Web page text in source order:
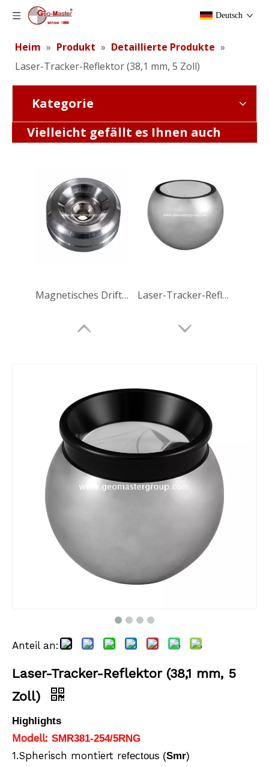
Deutsch
Heim » Produkt » Detaillierte Produkte »
Laser-Tracker-Reflektor (38,1 mm, 5 Zoll)
Kategorie
Vielleicht gefällt es Ihnen auch
Magnetisches Driftnest Laser-Tracker-Reflektor (38,1 mm, 5 Zoll)
Laser-Tracker-Reflektor (38,1 mm, 5 Zoll, Nest)
Laser-Tracker-Reflektor (38,1 mm, 5 Zoll)
Anteil an:
Laser-Tracker-Reflektor (38,1 mm, 5
Zoll)
Highlights
Modell: SMR381-254/5RNG
1.Spherisch montiert refectous (Smr)